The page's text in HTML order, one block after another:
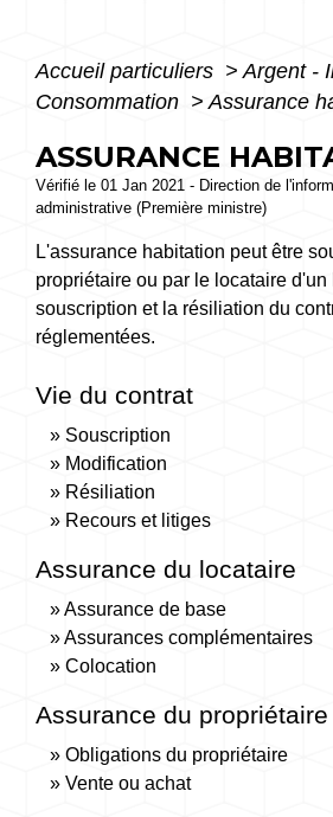
Accueil particuliers > Argent -
Consommation > Assurance
ASSURANCE
Vérifié le 01 Jan 2021 - Direction de
administrative (Première ministre)
L'assurance habitation peut être
propriétaire ou par le locataire d'un
souscription et la résiliation du
réglementées.
Vie du contrat
Souscription
Modification
Résiliation
Recours et litiges
Assurance du locataire
Assurance de base
Assurances complémentaires
Colocation
Assurance du propriétaire
Obligations du propriétaire
Vente ou achat